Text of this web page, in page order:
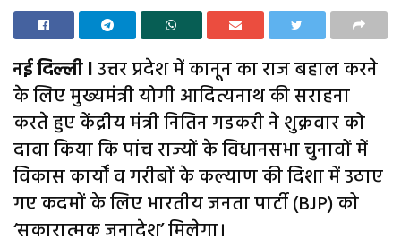
नई दिल्ली lउत्तर प्रदेश में कानून का राज बहाल करने
के लिए मुख्यमंत्री योगी आदित्यनाथ की सराहना
करते हुए केंद्रीय मंत्री नितिन गडकरी ने शुक्रवार को
दावा किया कि पांच राज्यों के विधानसभा चुनावों में
विकास कार्यों व गरीबों के कल्याण की दिशा में उठाए
गए कदमों के लिए भारतीय जनता पार्टी (BJP) को
‘सकारात्मक जनादेश’ मिलेगा।